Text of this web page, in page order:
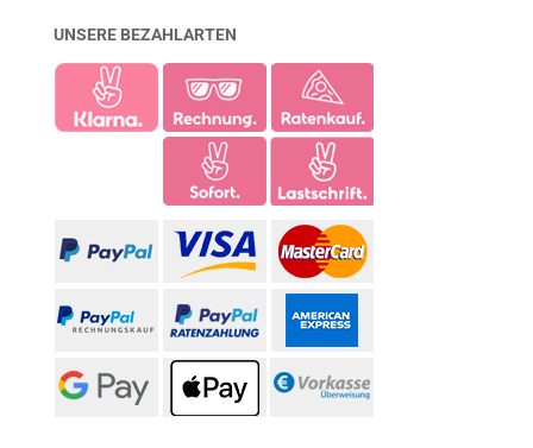
UNSERE BEZAHLARTEN